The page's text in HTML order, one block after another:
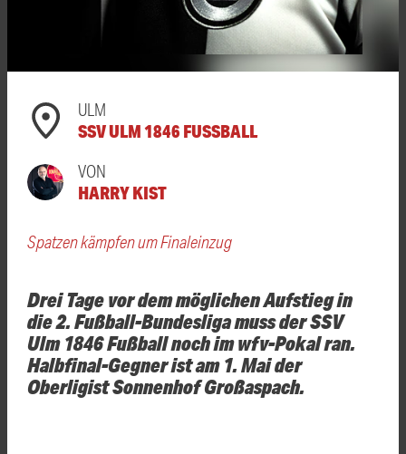
ULM
SSV ULM 1846 FUSSBALL
VON
HARRY KIST
Spatzen kämpfen um Finaleinzug
Drei Tage vor dem möglichen Aufstieg in
die 2. Fußball-Bundesliga muss der SSV
Ulm 1846 Fußball noch im wfv-Pokal ran.
Halbfinal-Gegner ist am 1. Mai der
Oberligist Sonnenhof Großaspach.